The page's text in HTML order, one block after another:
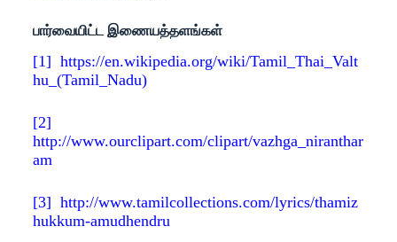
பார்வையிட்ட இணையத்தளங்கள்
[1] https://en.wikipedia.org/wiki/Tamil_Thai_Valt
hu_(Tamil_Nadu)
[2]
http://www.ourclipart.com/clipart/vazhga_niranthar
am
[3] http://www.tamilcollections.com/lyrics/thamiz
hukkum-amudhendru